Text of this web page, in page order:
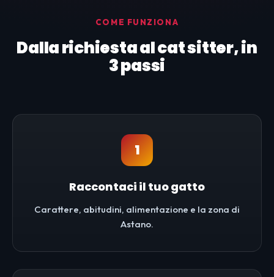
COME FUNZIONA
Dalla richiesta al cat sitter, in
3 passi
1
Raccontaci il tuo gatto
Carattere, abitudini, alimentazione e la zona di
Astano.